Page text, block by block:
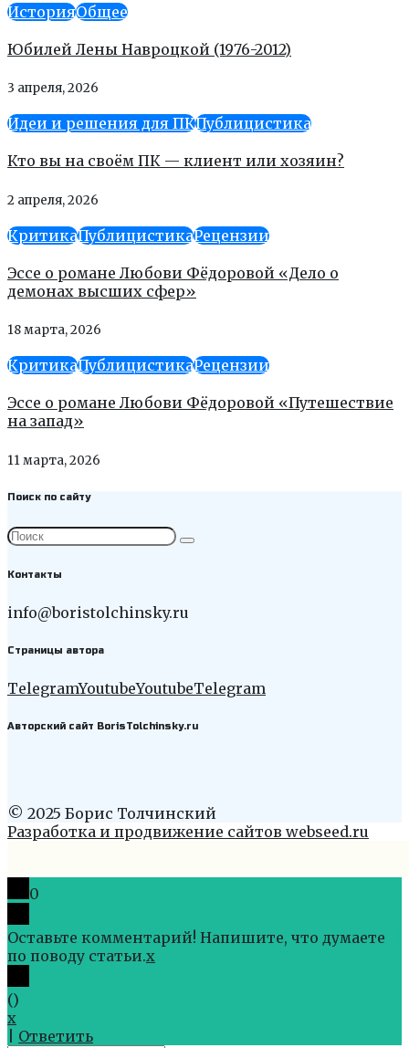
ИсторияОбщее
Юбилей Лены Навроцкой (1976-2012)
3 апреля, 2026
Идеи и решения для ПКПублицистика
Кто вы на своём ПК — клиент или хозяин?
2 апреля, 2026
КритикаПублицистикаРецензии
Эссе о романе Любови Фёдоровой «Дело о
демонах высших сфер»
18 марта, 2026
КритикаПублицистикаРецензии
Эссе о романе Любови Фёдоровой «Путешествие
на запад»
11 марта, 2026
Поиск по сайту
Контакты
info@boristolchinsky.ru
Страницы автора
TelegramYoutubeYoutubeTelegram
Авторский сайт BorisTolchinsky.ru
© 2025 Борис Толчинский
Разработка и продвижение сайтов webseed.ru
0
Оставьте комментарий! Напишите, что думаете
по поводу статьи.x
()
x
Ответить